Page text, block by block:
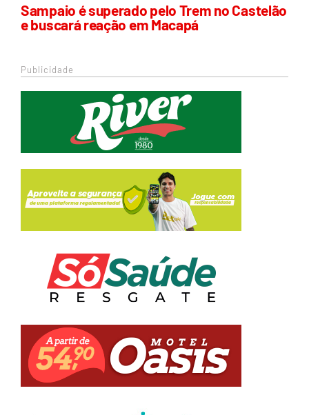
Sampaio é superado pelo Trem no Castelão
e buscará reação em Macapá
Publicidade